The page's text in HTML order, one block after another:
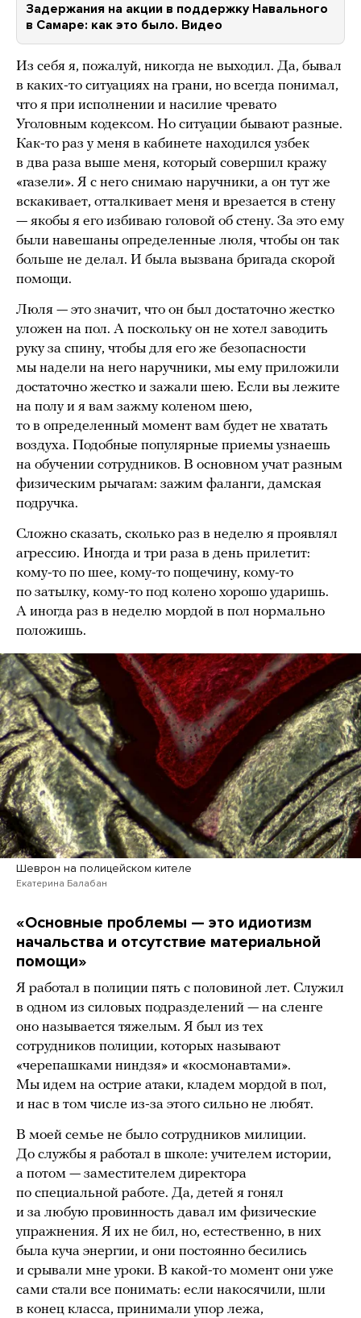
Задержания на акции в поддержку Навального
в Самаре: как это было. Видео
Из себя я, пожалуй, никогда не выходил. Да, бывал
в каких-то ситуациях на грани, но всегда понимал,
что я при исполнении и насилие чревато
Уголовным кодексом. Но ситуации бывают разные.
Как-то раз у меня в кабинете находился узбек
в два раза выше меня, который совершил кражу
«газели». Я с него снимаю наручники, а он тут же
вскакивает, отталкивает меня и врезается в стену
— якобы я его избиваю головой об стену. За это ему
были навешаны определенные люля, чтобы он так
больше не делал. И была вызвана бригада скорой
помощи.
Люля — это значит, что он был достаточно жестко
уложен на пол. А поскольку он не хотел заводить
руку за спину, чтобы для его же безопасности
мы надели на него наручники, мы ему приложили
достаточно жестко и зажали шею. Если вы лежите
на полу и я вам зажму коленом шею,
то в определенный момент вам будет не хватать
воздуха. Подобные популярные приемы узнаешь
на обучении сотрудников. В основном учат разным
физическим рычагам: зажим фаланги, дамская
подручка.
Сложно сказать, сколько раз в неделю я проявлял
агрессию. Иногда и три раза в день прилетит:
кому-то по шее, кому-то пощечину, кому-то
по затылку, кому-то под колено хорошо ударишь.
А иногда раз в неделю мордой в пол нормально
положишь.
Шеврон на полицейском кителе
Екатерина Балабан
«Основные проблемы — это идиотизм
начальства и отсутствие материальной
помощи»
Я работал в полиции пять с половиной лет. Служил
в одном из силовых подразделений — на сленге
оно называется тяжелым. Я был из тех
сотрудников полиции, которых называют
«черепашками ниндзя» и «космонавтами».
Мы идем на острие атаки, кладем мордой в пол,
и нас в том числе из-за этого сильно не любят.
В моей семье не было сотрудников милиции.
До службы я работал в школе: учителем истории,
а потом — заместителем директора
по специальной работе. Да, детей я гонял
и за любую провинность давал им физические
упражнения. Я их не бил, но, естественно, в них
была куча энергии, и они постоянно бесились
и срывали мне уроки. В какой-то момент они уже
сами стали все понимать: если накосячили, шли
в конец класса, принимали упор лежа,